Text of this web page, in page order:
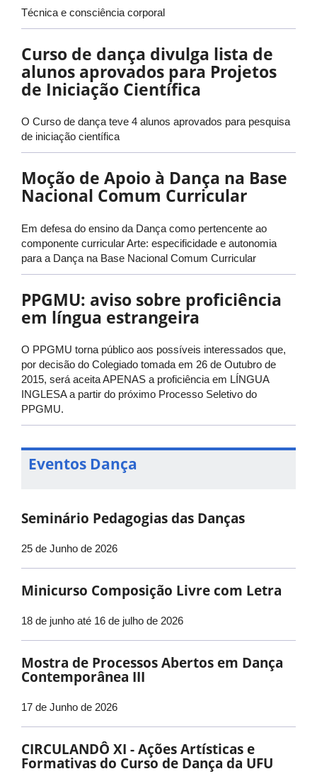
Técnica e consciência corporal
Curso de dança divulga lista de
alunos aprovados para Projetos
de Iniciação Científica
O Curso de dança teve 4 alunos aprovados para pesquisa
de iniciação científica
Moção de Apoio à Dança na Base
Nacional Comum Curricular
Em defesa do ensino da Dança como pertencente ao
componente curricular Arte: especificidade e autonomia
para a Dança na Base Nacional Comum Curricular
PPGMU: aviso sobre proficiência
em língua estrangeira
O PPGMU torna público aos possíveis interessados que,
por decisão do Colegiado tomada em 26 de Outubro de
2015, será aceita APENAS a proficiência em LÍNGUA
INGLESA a partir do próximo Processo Seletivo do
PPGMU.
Eventos Dança
Seminário Pedagogias das Danças
25 de Junho de 2026
Minicurso Composição Livre com Letra
18 de junho até 16 de julho de 2026
Mostra de Processos Abertos em Dança
Contemporânea III
17 de Junho de 2026
CIRCULANDÔ XI - Ações Artísticas e
Formativas do Curso de Dança da UFU